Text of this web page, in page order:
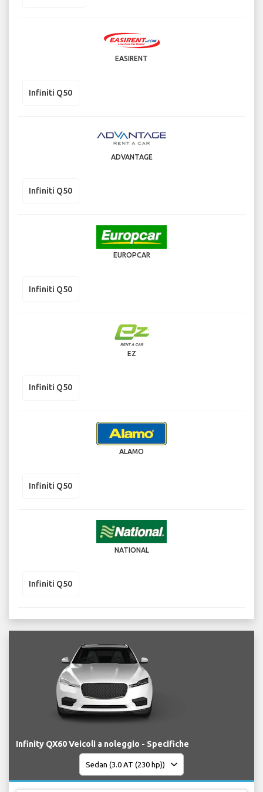
EASIRENT
Infiniti Q50
ADVANTAGE
Infiniti Q50
EUROPCAR
Infiniti Q50
EZ
Infiniti Q50
ALAMO
Infiniti Q50
NATIONAL
Infiniti Q50
Infinity QX60 Veicoli a noleggio - Specifiche